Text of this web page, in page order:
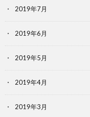
2019年7月
2019年6月
2019年5月
2019年4月
2019年3月